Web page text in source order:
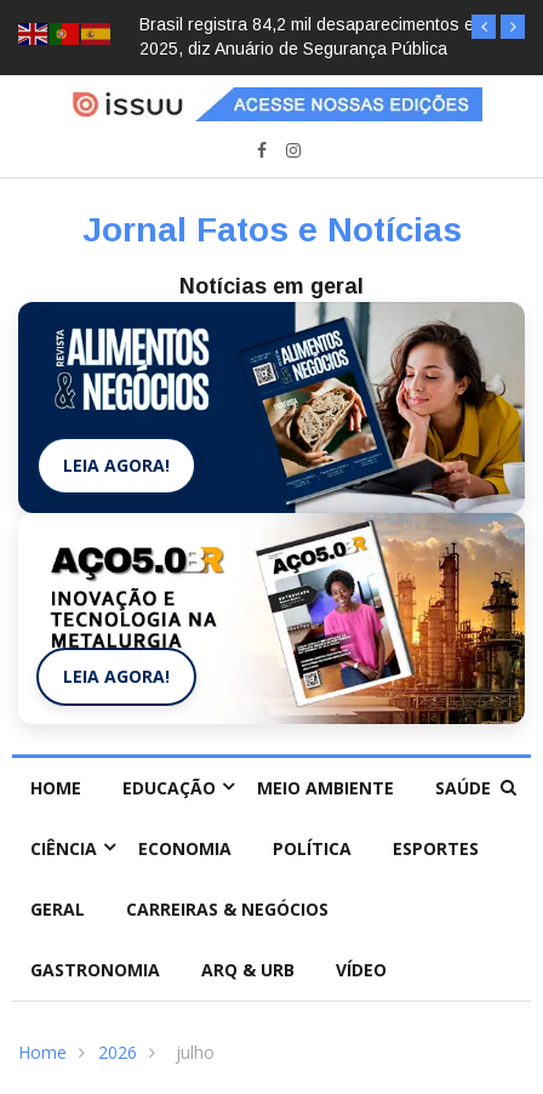
Brasil registra 84,2 mil desaparecimentos em
2025, diz Anuário de Segurança Pública
Jornal Fatos e Notícias
Notícias em geral
LEIA AGORA!
LEIA AGORA!
HOME EDUCAÇÃO MEIO AMBIENTE SAÚDE
CIÊNCIA ECONOMIA POLÍTICA ESPORTES
GERAL CARREIRAS & NEGÓCIOS
GASTRONOMIA ARQ & URB VÍDEO
Home 2026 julho